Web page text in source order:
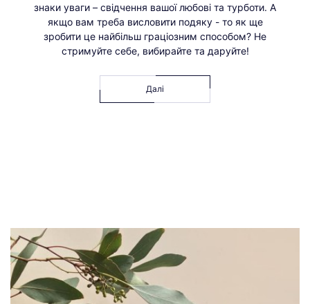
знаки уваги – свідчення вашої любові та турботи. А
якщо вам треба висловити подяку - то як ще
зробити це найбільш граціозним способом? Не
стримуйте себе, вибирайте та даруйте!
Далі